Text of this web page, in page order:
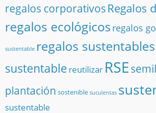
regalos corporativos Regalos
regalos ecológicos regalos
sustentable regalos sustentables
sustentable reutilizar RSE
plantación sostenible suculentas
sustentable